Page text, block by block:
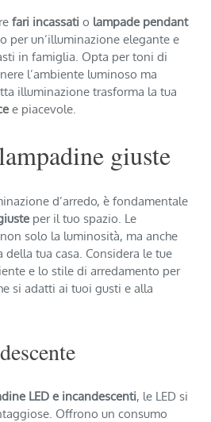
fari incassati o lampade pendant
per un’illuminazione elegante e
in famiglia. Opta per toni di
l’ambiente luminoso ma
illuminazione trasforma la tua
e piacevole.
giuste
d’arredo, è fondamentale
per il tuo spazio. Le
solo la luminosità, ma anche
della tua casa. Considera le tue
e lo stile di arredamento per
si adatti ai tuoi gusti e alla
LED e incandescenti, le LED si
Offrono un consumo